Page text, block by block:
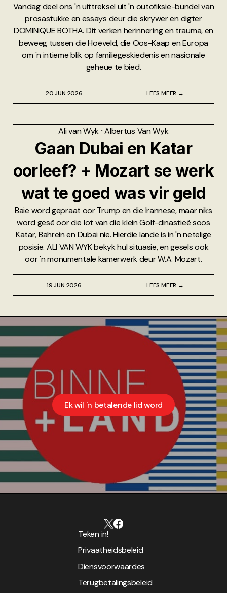
Vandag deel ons 'n uittreksel uit 'n outofiksie-bundel van
prosastukke en essays deur die skrywer en digter
DOMINIQUE BOTHA. Dit verken herinnering en trauma, en
beweeg tussen die Hoëveld, die Oos-Kaap en Europa
om 'n intieme blik op familiegeskiedenis en nasionale
geheue te bied.
20 JUN 2026 LEES MEER →
Ali van Wyk ⸱Albertus Van Wyk
Gaan Dubai en Katar
oorleef? + Mozart se werk
wat te goed was vir geld
Baie word gepraat oor Trump en die Irannese, maar niks
word gesê oor die lot van die klein Golf-dinastieë soos
Katar, Bahrein en Dubai nie. Hierdie lande is in 'n netelige
posisie. ALI VAN WYK bekyk hul situasie, en gesels ook
oor 'n monumentale kamerwerk deur W.A. Mozart.
19 JUN 2026 LEES MEER →
Ek wil 'n betalende lid word
Teken in!
Privaatheidsbeleid
Diensvoorwaardes
Terugbetalingsbeleid